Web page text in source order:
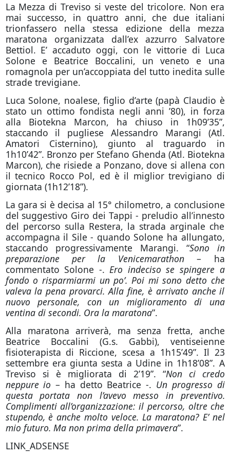
La Mezza di Treviso si veste del tricolore. Non era
mai successo, in quattro anni, che due italiani
trionfassero nella stessa edizione della mezza
maratona organizzata dall’ex azzurro Salvatore
Bettiol. E’ accaduto oggi, con le vittorie di Luca
Solone e Beatrice Boccalini, un veneto e una
romagnola per un’accoppiata del tutto inedita sulle
strade trevigiane.
Luca Solone, noalese, figlio d’arte (papà Claudio è
stato un ottimo fondista negli anni ’80), in forza
alla Biotekna Marcon, ha chiuso in 1h09’35”,
staccando il pugliese Alessandro Marangi (Atl.
Amatori Cisternino), giunto al traguardo in
1h10’42”. Bronzo per Stefano Ghenda (Atl. Biotekna
Marcon), che risiede a Ponzano, dove si allena con
il tecnico Rocco Pol, ed è il miglior trevigiano di
giornata (1h12’18”).
La gara si è decisa al 15° chilometro, a conclusione
del suggestivo Giro dei Tappi - preludio all’innesto
del percorso sulla Restera, la strada arginale che
accompagna il Sile - quando Solone ha allungato,
staccando progressivamente Marangi. “Sono in
preparazione per la Venicemarathon– ha
commentato Solone -.Ero indeciso se spingere a
fondo o risparmiarmi un po’. Poi mi sono detto che
valeva la pena provarci. Alla fine, è arrivato anche il
nuovo personale, con un miglioramento di una
ventina di secondi. Ora la maratona”.
Alla maratona arriverà, ma senza fretta, anche
Beatrice Boccalini (G.s. Gabbi), ventiseienne
fisioterapista di Riccione, scesa a 1h15’49”. Il 23
settembre era giunta sesta a Udine in 1h18’08”. A
Treviso si è migliorata di 2’19”. “Non ci credo
neppure io – ha detto Beatrice -. Un progresso di
questa portata non l’avevo messo in preventivo.
Complimenti all’organizzazione: il percorso, oltre che
stupendo, è anche molto veloce. La maratona? E’ nel
mio futuro. Ma non prima della primavera”.
LINK_ADSENSE